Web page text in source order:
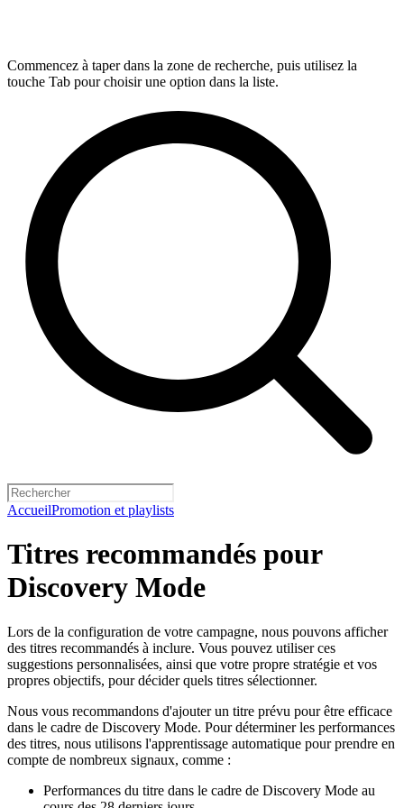
Commencez à taper dans la zone de recherche, puis utilisez la
touche Tab pour choisir une option dans la liste.
AccueilPromotion et playlists
Titres recommandés pour
Discovery Mode
Lors de la configuration de votre campagne, nous pouvons afficher
des titres recommandés à inclure. Vous pouvez utiliser ces
suggestions personnalisées, ainsi que votre propre stratégie et vos
propres objectifs, pour décider quels titres sélectionner.
Nous vous recommandons d'ajouter un titre prévu pour être efficace
dans le cadre de Discovery Mode. Pour déterminer les performances
des titres, nous utilisons l'apprentissage automatique pour prendre en
compte de nombreux signaux, comme :
Performances du titre dans le cadre de Discovery Mode au